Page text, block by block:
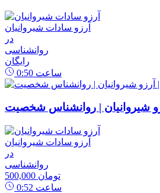
آرزو سادات شیروانیان
در
روانشناسی
رایگان
0:50 ساعت
شیروانیان | روانشناس شخصیت
آرزو سادات شیروانیان
در
روانشناسی
500,000 تومان
0:52 ساعت